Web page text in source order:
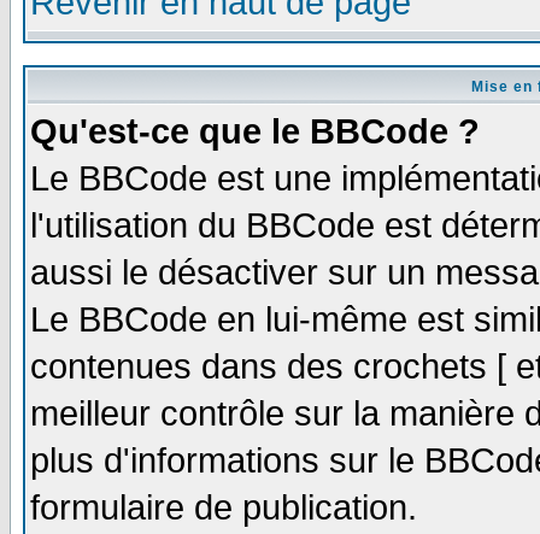
Mise
Qu'est-ce que le BBCode ?
Le BBCode est une
l'utilisation du BBCode est
aussi le désactiver sur un
Le BBCode en lui-même est
contenues dans des crochets [
meilleur contrôle sur la manière
plus d'informations sur le
formulaire de publication.